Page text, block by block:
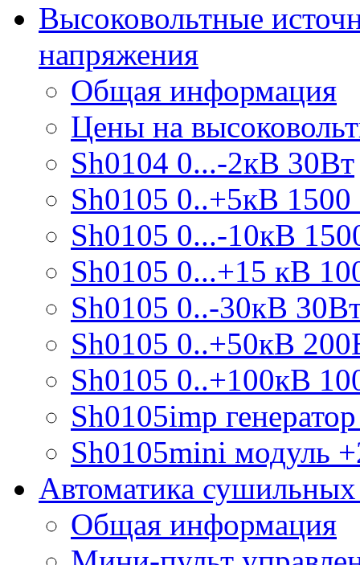
Высоковольтные
напряжения
Общая информация
Цены на
Sh0104 0...-2кВ 30Вт
Sh0105 0..+5кВ
Sh0105 0...-10кВ
Sh0105 0...+15 кВ
Sh0105 0..-30кВ
Sh0105 0..+50кВ
Sh0105 0..+100кВ
Sh0105imp
Sh0105mini модуль
Автоматика
Общая информация